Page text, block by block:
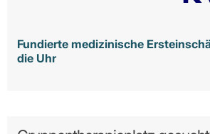
Fundierte medizinische
die Uhr